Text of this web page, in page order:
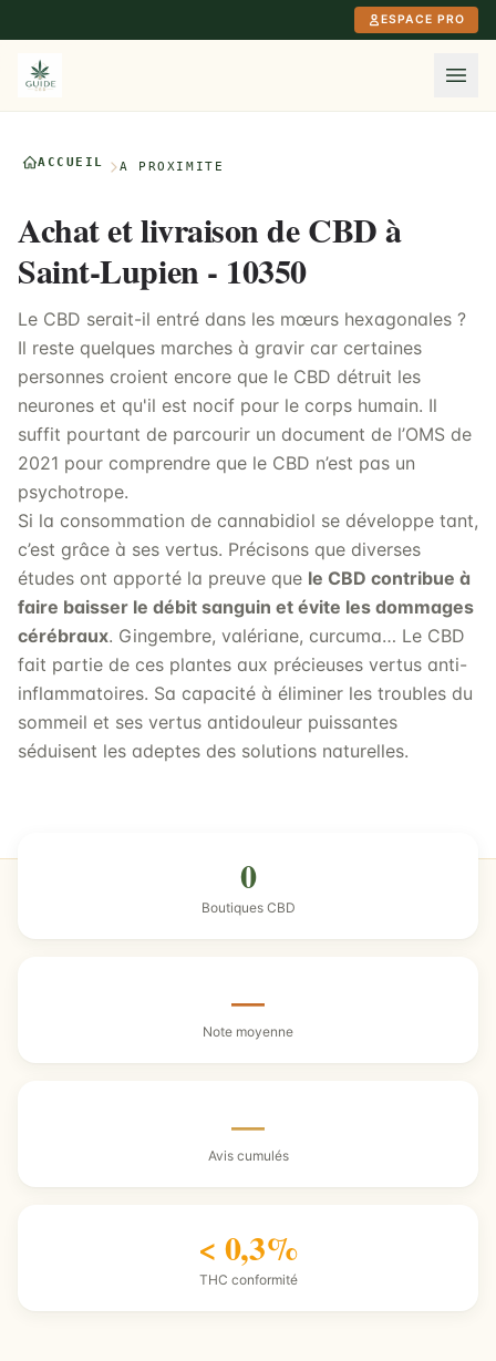
ESPACE PRO
ACCUEIL À PROXIMITÉ
Achat et livraison de CBD à
Saint-Lupien - 10350
Le CBD serait-il entré dans les mœurs hexagonales ?
Il reste quelques marches à gravir car certaines
personnes croient encore que le CBD détruit les
neurones et qu'il est nocif pour le corps humain. Il
suffit pourtant de parcourir un document de l’OMS de
2021 pour comprendre que le CBD n’est pas un
psychotrope.
Si la consommation de cannabidiol se développe tant,
c’est grâce à ses vertus. Précisons que diverses
études ont apporté la preuve que le CBD contribue à
faire baisser le débit sanguin et évite les dommages
cérébraux. Gingembre, valériane, curcuma… Le CBD
fait partie de ces plantes aux précieuses vertus anti-
inflammatoires. Sa capacité à éliminer les troubles du
sommeil et ses vertus antidouleur puissantes
séduisent les adeptes des solutions naturelles.
0
Boutiques CBD
—
Note moyenne
—
Avis cumulés
< 0,3%
THC conformité